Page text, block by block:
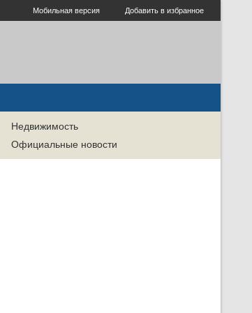
Мобильная версия Добавить в избранное
Недвижимость
Официальные новости